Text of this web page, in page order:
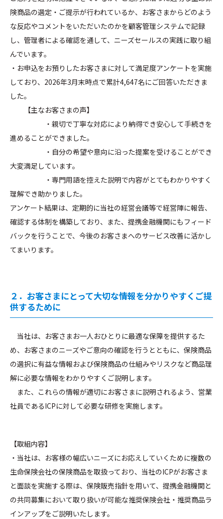
険商品の選定・ご提示が行われているか、お客さまからどのよう
な反応やコメントをいただいたのかを顧客管理システムで記録
し、管理者による確認を通して、ニーズセールスの実践に取り組
んでいます。
・お申込をお預りしたお客さまに対して満足度アンケートを実施
しており、2026年3月末時点で累計4,647名にご回答いただきま
した。
【主なお客さまの声】
・親切で丁寧な対応により納得でき安心して手続きを
進めることができました。
・自分の希望や意向に沿った提案を受けることができ
大変満足しています。
・専門用語を控えた説明で内容がとてもわかりやすく
理解でき助かりました。
アンケート結果は、定期的に当社の経営会議等で経営陣に報告、
確認する体制を構築しており、また、提携金融機関にもフィード
バックを行うことで、今後のお客さまへのサービス改善に活かし
てまいります。
２．お客さまにとって大切な情報を分かりやすくご提
供するために
当社は、お客さまお一人おひとりに最適な保障を提供するた
め、お客さまのニーズやご意向の確認を行うとともに、保険商品
の選択に有益な情報および保険商品の仕組みやリスクなど商品理
解に必要な情報をわかりやすくご説明します。
また、これらの情報が適切にお客さまに説明されるよう、営業
社員であるICPに対して必要な研修を実施します。
【取組内容】
・当社は、お客様の幅広いニーズにお応えしていくために複数の
生命保険会社の保険商品を取扱っており、当社のICPがお客さま
と面談を実施する際は、保険販売指針を用いて、提携金融機関と
の共同募集において取り扱いが可能な推奨保険会社・推奨商品ラ
インアップをご説明いたします。